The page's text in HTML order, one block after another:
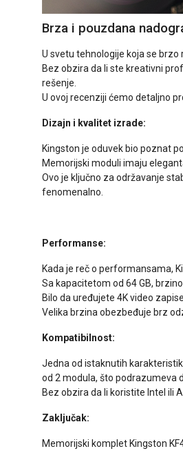
Brza i pouzdana
U svetu tehnologije koja se brzo
Bez obzira da li ste kreativni
rešenje.
U ovoj recenziji ćemo detaljno
Dizajn i kvalitet izrade:
Kingston je oduvek bio poznat
Memorijski moduli imaju
Ovo je ključno za održavanje
fenomenalno.
Performanse:
Kada je reč o performansama,
Sa kapacitetom od 64 GB,
Bilo da uređujete 4K video
Velika brzina obezbeđuje brz
Kompatibilnost:
Jedna od istaknutih
od 2 modula, što podrazumeva
Bez obzira da li koristite Intel ili
Zaključak:
Memorijski komplet Kingston